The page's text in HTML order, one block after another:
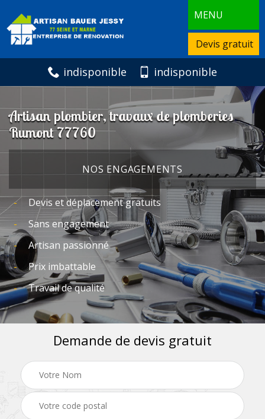
MENU
Devis gratuit
indisponible indisponible
Artisan plombier, travaux de plomberies
Rumont 77760
NOS ENGAGEMENTS
Devis et déplacement gratuits
Sans engagement
Artisan passionné
Prix imbattable
Travail de qualité
Demande de devis gratuit